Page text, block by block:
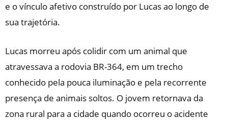
e o vínculo afetivo construído por Lucas ao longo de
sua trajetória.
Lucas morreu após colidir com um animal que
atravessava a rodovia BR-364, em um trecho
conhecido pela pouca iluminação e pela recorrente
presença de animais soltos. O jovem retornava da
zona rural para a cidade quando ocorreu o acidente